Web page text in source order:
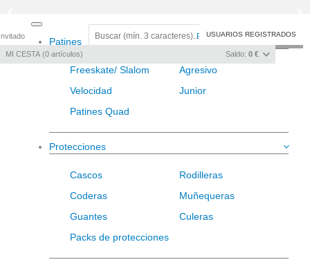
Registro/Iniciar sesión
MI CESTA 0 artículos Saldo: 0 €
USUARIOS REGISTRADOS
navigation
Patines
Freeskate/ Slalom
Agresivo
Velocidad
Junior
Patines Quad
Protecciones
Cascos
Rodilleras
Coderas
Muñequeras
Guantes
Culeras
Packs de protecciones